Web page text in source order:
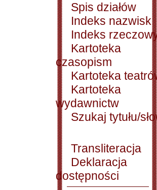
Spis działów
Indeks nazwisk
Indeks
Kartoteka
czasopism
Kartoteka
Kartoteka
wydawnictw
Szukaj tytułu/
Transliteracja
Deklaracja
dostępności